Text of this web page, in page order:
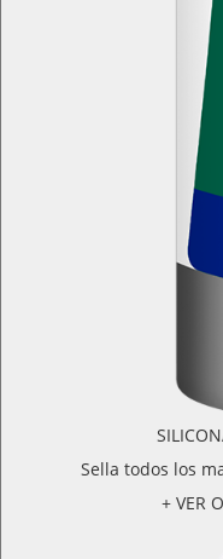
Sella todos los
+ VER